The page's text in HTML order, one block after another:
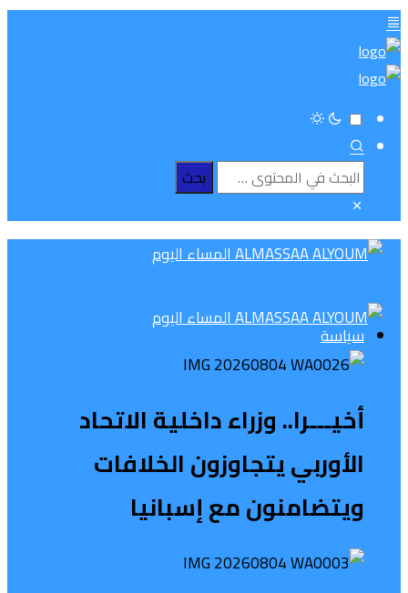
سياسة
أخيـــرا.. وزراء داخلية الاتحاد
الأوربي يتجاوزون الخلافات
ويتضامنون مع إسبانيا